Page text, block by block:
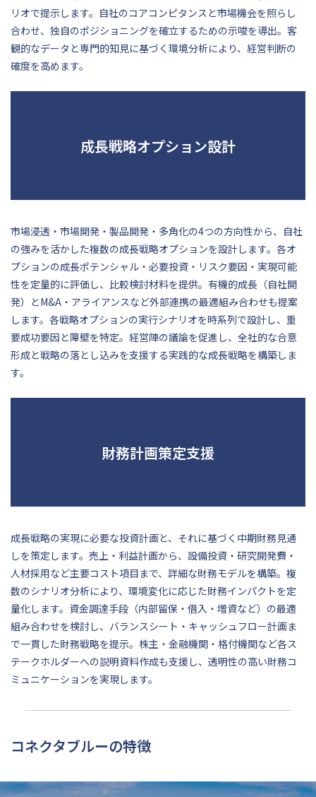
リオで提示します。自社のコアコンピタンスと市場機会を照らし
合わせ、独自のポジショニングを確立するための示唆を導出。客
観的なデータと専門的知見に基づく環境分析により、経営判断の
確度を高めます。
成長戦略オプション設計
市場浸透・市場開発・製品開発・多角化の4つの方向性から、自社
の強みを活かした複数の成長戦略オプションを設計します。各オ
プションの成長ポテンシャル・必要投資・リスク要因・実現可能
性を定量的に評価し、比較検討材料を提供。有機的成長（自社開
発）とM&A・アライアンスなど外部連携の最適組み合わせも提案
します。各戦略オプションの実行シナリオを時系列で設計し、重
要成功要因と障壁を特定。経営陣の議論を促進し、全社的な合意
形成と戦略の落とし込みを支援する実践的な成長戦略を構築しま
す。
財務計画策定支援
成長戦略の実現に必要な投資計画と、それに基づく中期財務見通
しを策定します。売上・利益計画から、設備投資・研究開発費・
人材採用など主要コスト項目まで、詳細な財務モデルを構築。複
数のシナリオ分析により、環境変化に応じた財務インパクトを定
量化します。資金調達手段（内部留保・借入・増資など）の最適
組み合わせを検討し、バランスシート・キャッシュフロー計画ま
で一貫した財務戦略を提示。株主・金融機関・格付機関など各ス
テークホルダーへの説明資料作成も支援し、透明性の高い財務コ
ミュニケーションを実現します。
コネクタブルーの特徴